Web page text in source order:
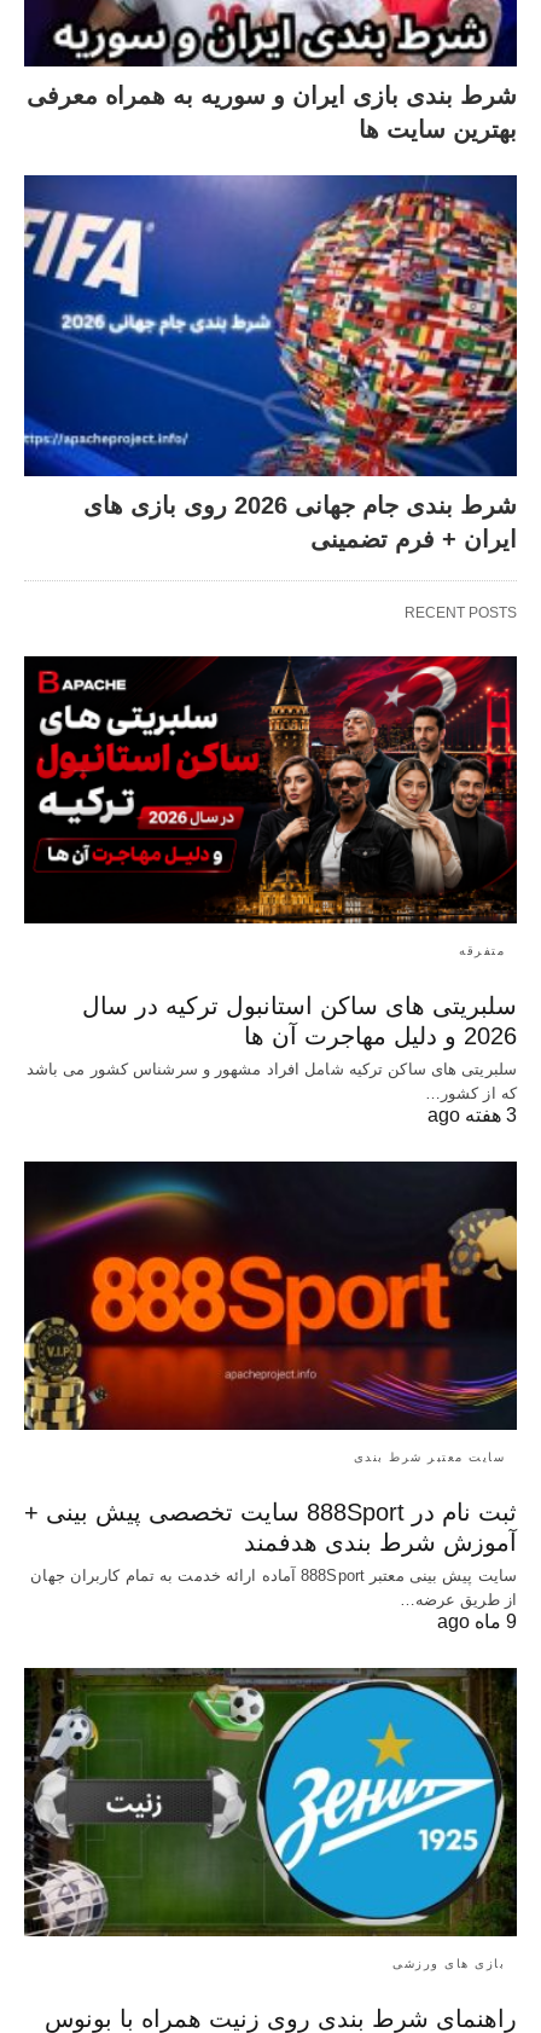
شرط بندی بازی ایران و سوریه به همراه معرفی
بهترین سایت ها
شرط بندی جام جهانی 2026 روی بازی های
ایران + فرم تضمینی
RECENT POSTS
متفرقه
سلبریتی های ساکن استانبول ترکیه در سال
2026 و دلیل مهاجرت آن ها
سلبریتی های ساکن ترکیه شامل افراد مشهور و سرشناس کشور می باشد
که از کشور…
3 هفته ago
سایت معتبر شرط بندی
ثبت نام در 888Sport سایت تخصصی پیش بینی +
آموزش شرط بندی هدفمند
سایت پیش بینی معتبر 888Sport آماده ارائه خدمت به تمام کاربران جهان
از طریق عرضه…
9 ماه ago
بازی های ورزشی
راهنمای شرط بندی روی زنیت همراه با بونوس